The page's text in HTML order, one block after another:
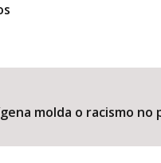
molda o racismo no